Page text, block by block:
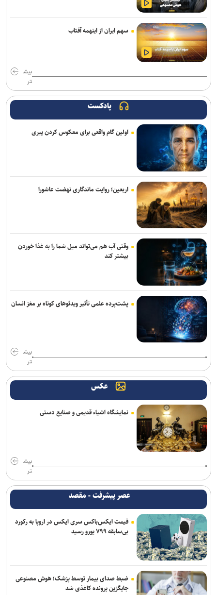
فعالان اربعین از جهان در کربلا گرد هم آمدند/ اهدای تکه فرش حرم
رضوی به فعالان اربعینی جهان
فقیهه سلطانی بازیگر فیلم بهاره رهنما شد
انتشار کتاب انقلاب مشروطه؛ از تولد تا مرگ/ بازخوانی مستند یک تحول
نفی منطق، راه را برای خرافه و پوچ‌گرایی باز می‌کند
نقش، یک شخصیت می‌ساخت +فیلم
صادرات فرهنگ از انتخاب درست آغاز می‌شود
رادیو اربعین خیمه‌ای به وسعت دل‌های عاشق است/ از سفره‌های
نذری‌ام‌البنین تا پیگیری مطالبات زائران
«آبجی‌ها و آقاجان» در تالار حافظ روی صحنه می‌رود
پیاده‌روی اربعین؛ یک نمایش آیینی پویا و بی‌کارگردان
سهم ایران از اینهمه آفتاب
بیش
تر
پادکست
اولین گام واقعی برای معکوس کردن پیری
اربعین؛ روایت ماندگاری نهضت عاشورا
وقتی آب هم می‌تواند میل شما را به غذا خوردن
بیشتر کند
پشت‌پرده علمی تأثیر ویدئو‌های کوتاه بر مغز انسان
بیش
تر
عکس
نمایشگاه اشیاء قدیمی و صنایع دستی
بیش
تر
عصر پیشرفت - مقصد
قیمت ایکس‌باکس سری ایکس در اروپا به رکورد
بی‌سابقه ۷۹۹ یورو رسید
ضبط صدای بیمار توسط پزشک؛ هوش مصنوعی
جایگزین پرونده کاغذی شد